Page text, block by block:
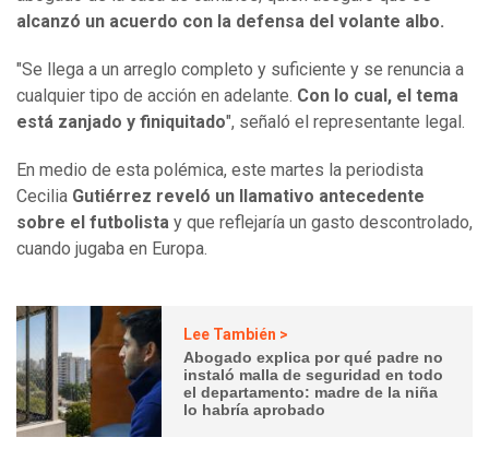
alcanzó un acuerdo con la defensa del volante albo.
"Se llega a un arreglo completo y suficiente y se renuncia a
cualquier tipo de acción en adelante. Con lo cual, el tema
está zanjado y finiquitado", señaló el representante legal.
En medio de esta polémica, este martes la periodista
Cecilia Gutiérrez reveló un llamativo antecedente
sobre el futbolista y que reflejaría un gasto descontrolado,
cuando jugaba en Europa.
Lee También >
Abogado explica por qué padre no
instaló malla de seguridad en todo
el departamento: madre de la niña
lo habría aprobado